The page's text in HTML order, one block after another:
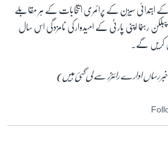
سیزن کے پرائمری انتخابات کے ہر مقابلے
رہنما اپنی پارٹی کے امیدوارکی نامزدگی اس سال
کریں گے۔
رساں ادارے رائٹرز سے لی گئی ہیں)